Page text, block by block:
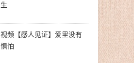
生
视频【感人见证】爱里没有
惧怕